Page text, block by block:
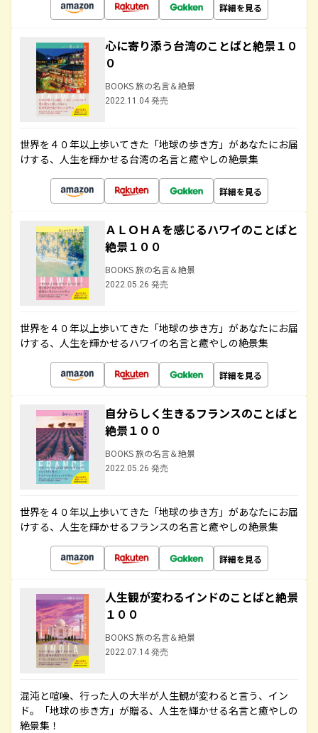
詳細を見る
心に寄り添う台湾のことばと絶景１０
０
BOOKS 旅の名言＆絶景
2022.11.04 発売
世界を４０年以上歩いてきた「地球の歩き方」があなたにお届
けする、人生を輝かせる台湾の名言と癒やしの絶景集
詳細を見る
ＡＬＯＨＡを感じるハワイのことばと
絶景１００
BOOKS 旅の名言＆絶景
2022.05.26 発売
世界を４０年以上歩いてきた「地球の歩き方」があなたにお届
けする、人生を輝かせるハワイの名言と癒やしの絶景集
詳細を見る
自分らしく生きるフランスのことばと
絶景１００
BOOKS 旅の名言＆絶景
2022.05.26 発売
世界を４０年以上歩いてきた「地球の歩き方」があなたにお届
けする、人生を輝かせるフランスの名言と癒やしの絶景集
詳細を見る
人生観が変わるインドのことばと絶景
１００
BOOKS 旅の名言＆絶景
2022.07.14 発売
混沌と喧噪、行った人の大半が人生観が変わると言う、イン
ド。「地球の歩き方」が贈る、人生を輝かせる名言と癒やしの
絶景集！